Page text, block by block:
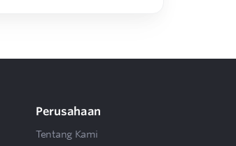
Perusahaan
Tentang Kami